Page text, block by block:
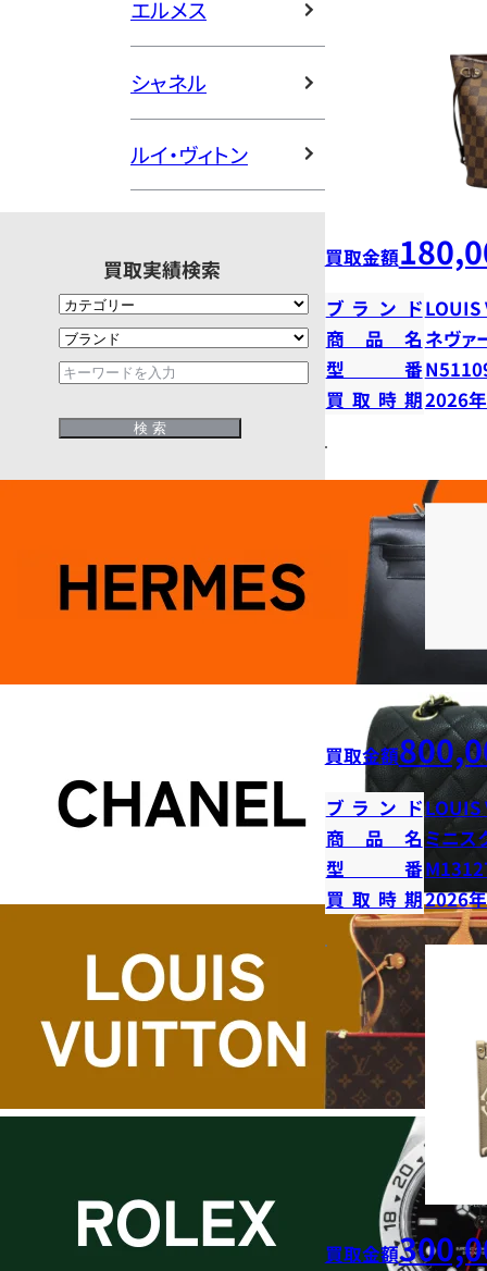
エルメス
シャネル
ルイ・ヴィトン
買取実績検索 買取金額
ブランドLOUIS
商品名 ネヴァ
型番
買取時期2026
買取金額
ブランドLOUIS
商品名 ミニス
型番
買取時期2026
買取金額